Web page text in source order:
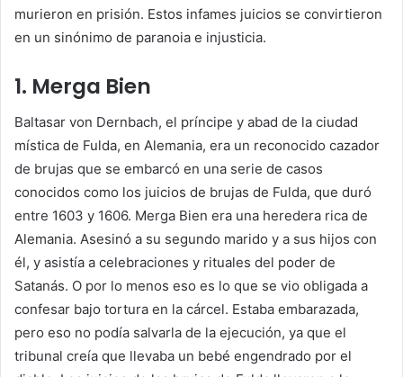
murieron en prisión. Estos infames juicios se convirtieron
en un sinónimo de paranoia e injusticia.
1. Merga Bien
Baltasar von Dernbach, el príncipe y abad de la ciudad
mística de Fulda, en Alemania, era un reconocido cazador
de brujas que se embarcó en una serie de casos
conocidos como los juicios de brujas de Fulda, que duró
entre 1603 y 1606. Merga Bien era una heredera rica de
Alemania. Asesinó a su segundo marido y a sus hijos con
él, y asistía a celebraciones y rituales del poder de
Satanás. O por lo menos eso es lo que se vio obligada a
confesar bajo tortura en la cárcel. Estaba embarazada,
pero eso no podía salvarla de la ejecución, ya que el
tribunal creía que llevaba un bebé engendrado por el